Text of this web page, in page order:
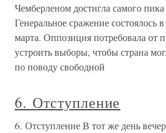
Чемберленом достигла самого пика
Генеральное сражение состоялось
марта. Оппозиция потребовала от
устроить выборы, чтобы страна
по поводу свободной
6. Отступление
6. Отступление В тот же день